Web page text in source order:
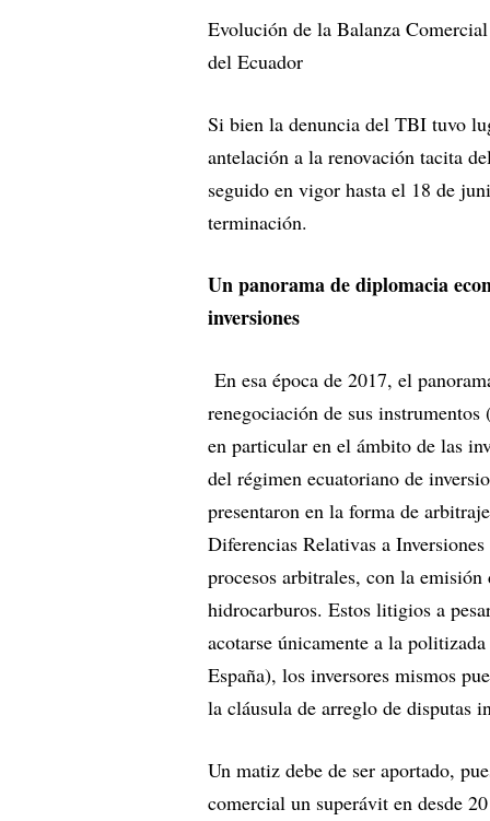
Evolución de la Balanza
del Ecuador
Si bien la denuncia del TBI tuvo
antelación a la renovación tacita
seguido en vigor hasta el 18 de
terminación.
Un panorama de diplomacia
inversiones
En esa época de 2017, el
renegociación de sus
en particular en el ámbito de las
del régimen ecuatoriano de
presentaron en la forma de
Diferencias Relativas a
procesos arbitrales, con la
hidrocarburos. Estos litigios a
acotarse únicamente a la
España), los inversores mismos
la cláusula de arreglo de disputas
Un matiz debe de ser aportado,
comercial un superávit en desde